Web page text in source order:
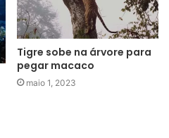
Tigre sobe na árvore para
pegar macaco
maio 1, 2023